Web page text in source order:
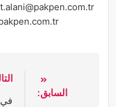
السابق:
في